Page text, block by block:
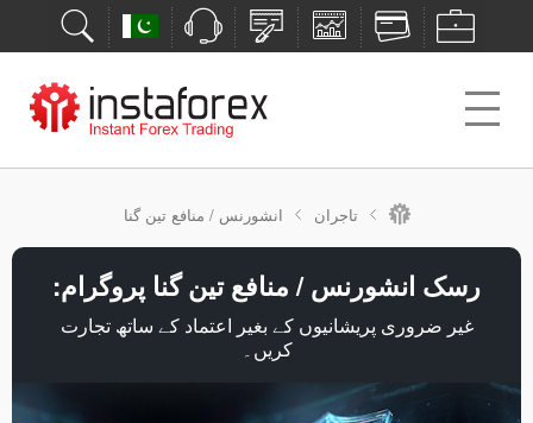
تاجران انشورنس / منافع تین گنا
رسک انشورنس / منافع تین گنا پروگرام:
غیر ضروری پریشانیوں کے بغیر اعتماد کے ساتھ تجارت
کریں۔